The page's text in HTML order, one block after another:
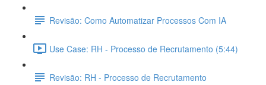
Revisão: Como Automatizar Processos Com IA
Use Case: RH - Processo de Recrutamento (5:44)
Revisão: RH - Processo de Recrutamento